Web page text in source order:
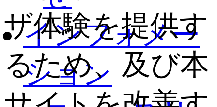
インフォメー
ション
ザ体験を提供す
るため、及び本